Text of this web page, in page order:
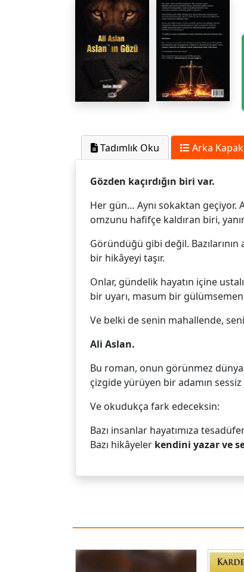
Tadımlık Oku Arka Kapak
Gözden kaçırdığın biri var.
Her gün… Aynı sokaktan geçiyor.
omzunu hafifçe kaldıran biri,
Göründüğü gibi değil. Bazılarının
bir hikâyeyi taşır.
Onlar, gündelik hayatın içine
bir uyarı, masum bir
Ve belki de senin mahallende,
Ali Aslan.
Bu roman, onun görünmez
çizgide yürüyen bir adamın sessiz
Ve okudukça fark edeceksin:
Bazı insanlar hayatımıza
Bazı hikâyeler kendini yazar ve